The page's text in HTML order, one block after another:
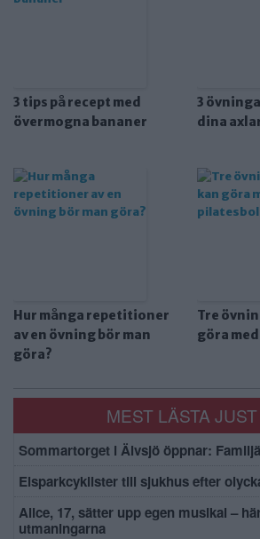
3 tips på recept med
övermogna bananer
3
dina
Hur många repetitioner
av en övning bör man
göra?
Tre
göra
MEST LÄSTA
Sommartorget i Älvsjö öppnar:
Elsparkcyklister till sjukhus efter
Alice, 17, sätter upp egen musikal –
utmaningarna